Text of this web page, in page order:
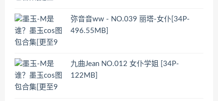
弥音音ww - NO.039 丽塔-女仆[34P-
496.55MB]
九曲Jean NO.012 女仆学姐 [34P-
122MB]